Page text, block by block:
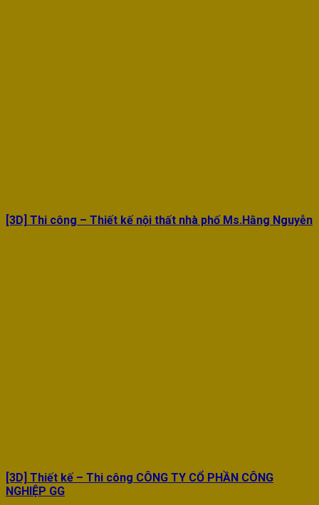
[3D] Thi công – Thiết kế nội thất nhà phố Ms.Hằng Nguyễn
[3D] Thiết kế – Thi công CÔNG TY CỔ PHẦN CÔNG
NGHIỆP GG